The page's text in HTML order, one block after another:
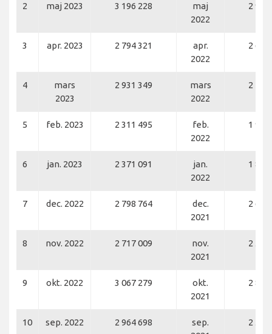
2 maj 2023 3 196 228
maj
2022
2 967
3 apr. 2023 2 794 321
apr.
2022
2 642
4
mars
2023
2 931 349
mars
2022
2 783
5 feb. 2023 2 311 495
feb.
2022
1 925
6 jan. 2023 2 371 091
jan.
2022
1 818
7 dec. 2022 2 798 764
dec.
2021
2 634
8 nov. 2022 2 717 009
nov.
2021
2 560
9 okt. 2022 3 067 279
okt.
2021
2 824
10 sep. 2022 2 964 698
sep.
2 598